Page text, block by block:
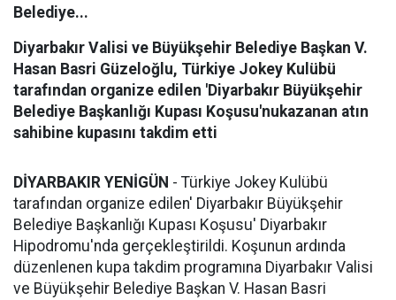
Belediye...
Diyarbakır Valisi ve Büyükşehir Belediye Başkan V.
Hasan Basri Güzeloğlu, Türkiye Jokey Kulübü
tarafından organize edilen 'Diyarbakır Büyükşehir
Belediye Başkanlığı Kupası Koşusu'nukazanan atın
sahibine kupasını takdim etti
DİYARBAKIR YENİGÜN - Türkiye Jokey Kulübü
tarafından organize edilen' Diyarbakır Büyükşehir
Belediye Başkanlığı Kupası Koşusu' Diyarbakır
Hipodromu'nda gerçekleştirildi. Koşunun ardında
düzenlenen kupa takdim programına Diyarbakır Valisi
ve Büyükşehir Belediye Başkan V. Hasan Basri